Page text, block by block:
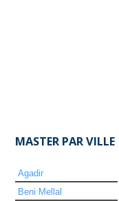
MASTER PAR VILLE
Agadir
Beni Mellal